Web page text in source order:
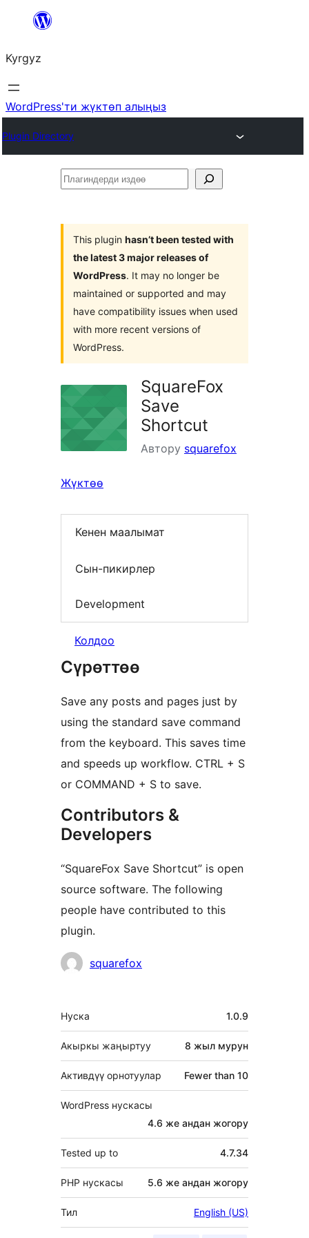
Мазмунга
Kyrgyz
WordPress'ти жүктөп алыңыз
Plugin Directory
Плагиндерди
This plugin hasn’t been tested with
the latest 3 major releases of
WordPress. It may no longer be
maintained or supported and may
have compatibility issues when used
with more recent versions of
WordPress.
SquareFox
Save
Shortcut
Автору squarefox
Жүктөө
Кенен маалымат
Сын-пикирлер
Development
Колдоо
Сүрөттөө
Save any posts and pages just by
using the standard save command
from the keyboard. This saves time
and speeds up workflow. CTRL + S
or COMMAND + S to save.
Contributors &
Developers
“SquareFox Save Shortcut” is open
source software. The following
people have contributed to this
plugin.
Мүчөлөрүsquarefox
Мета
Нуска 1.0.9
Акыркы жаңыртуу 8 жыл мурун
Активдүү орнотуулар Fewer than 10
WordPress нускасы
4.6 же андан жогору
Tested up to 4.7.34
PHP нускасы 5.6 же андан жогору
Тил English (US)